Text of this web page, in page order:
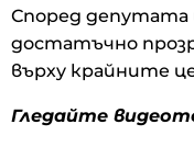
Според депутата
достатъчно
върху крайните
Гледайте